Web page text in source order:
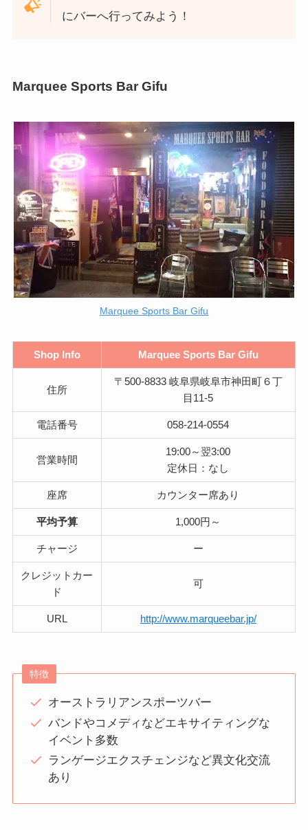
にバーへ行ってみよう！
Marquee Sports Bar Gifu
Marquee Sports Bar Gifu
Shop Info Marquee Sports Bar Gifu
住所
〒500-8833 岐阜県岐阜市神田町６丁
目11-5
電話番号 058-214-0554
営業時間
19:00～翌3:00
定休日：なし
座席 カウンター席あり
平均予算 1,000円～
チャージ ー
クレジットカー
ド
可
URL http://www.marqueebar.jp/
特徴
オーストラリアンスポーツバー
バンドやコメディなどエキサイティングな
イベント多数
ランゲージエクスチェンジなど異文化交流
あり